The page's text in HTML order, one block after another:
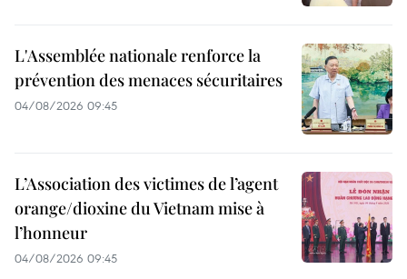
L'Assemblée nationale renforce la
prévention des menaces sécuritaires
04/08/2026 09:45
L’Association des victimes de l’agent
orange/dioxine du Vietnam mise à
l’honneur
04/08/2026 09:45